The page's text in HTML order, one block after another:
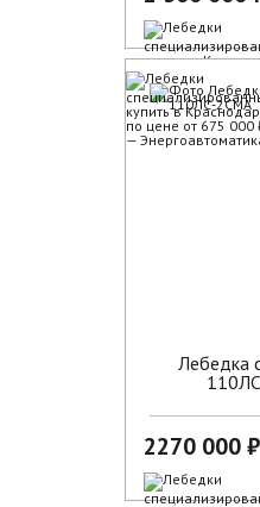
В наличии
Лебедка
2270 000 ₽